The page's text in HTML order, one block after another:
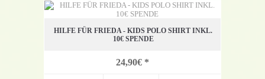
HILFE FÜR FRIEDA - KIDS POLO SHIRT INKL.
10€ SPENDE
24,90€ *